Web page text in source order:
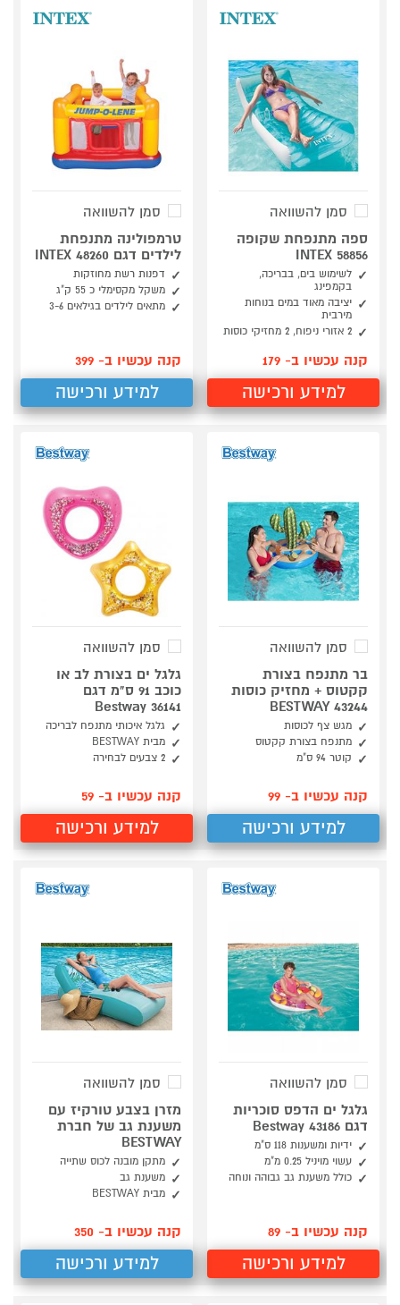
סמן להשוואה
ספה מתנפחת שקופה
58856 INTEX
לשימוש בים, בבריכה,
בקמפינג
יציבה מאוד במים בנוחות
מירבית
2 אזורי ניפוח, 2 מחזיקי כוסות
קנה עכשיו ב- 179
למידע ורכישה
סמן להשוואה
טרמפולינה מתנפחת
לילדים דגם INTEX 48260
דפנות רשת מחוזקות
משקל מקסימלי כ 55 ק"ג
מתאים לילדים בגילאים 3-6
קנה עכשיו ב- 399
למידע ורכישה
סמן להשוואה
בר מתנפח בצורת
קקטוס + מחזיק כוסות
BESTWAY 43244
מגש צף לכוסות
מתנפח בצורת קקטוס
קוטר 94 ס"מ
קנה עכשיו ב- 99
למידע ורכישה
סמן להשוואה
גלגל ים בצורת לב או
כוכב 91 ס"מ דגם
Bestway 36141
גלגל איכותי מתנפח לבריכה
מבית BESTWAY
2 צבעים לבחירה
קנה עכשיו ב- 59
למידע ורכישה
סמן להשוואה
גלגל ים הדפס סוכריות
דגם Bestway 43186
ידיות ומשענות 118 ס"מ
עשוי מויניל 0.25 מ"מ
כולל משענת גב גבוהה ונוחה
קנה עכשיו ב- 89
למידע ורכישה
סמן להשוואה
מזרן בצבע טורקיז עם
משענת גב של חברת
BESTWAY
מתקן מובנה לכוס שתייה
משענת גב
מבית BESTWAY
קנה עכשיו ב- 350
למידע ורכישה